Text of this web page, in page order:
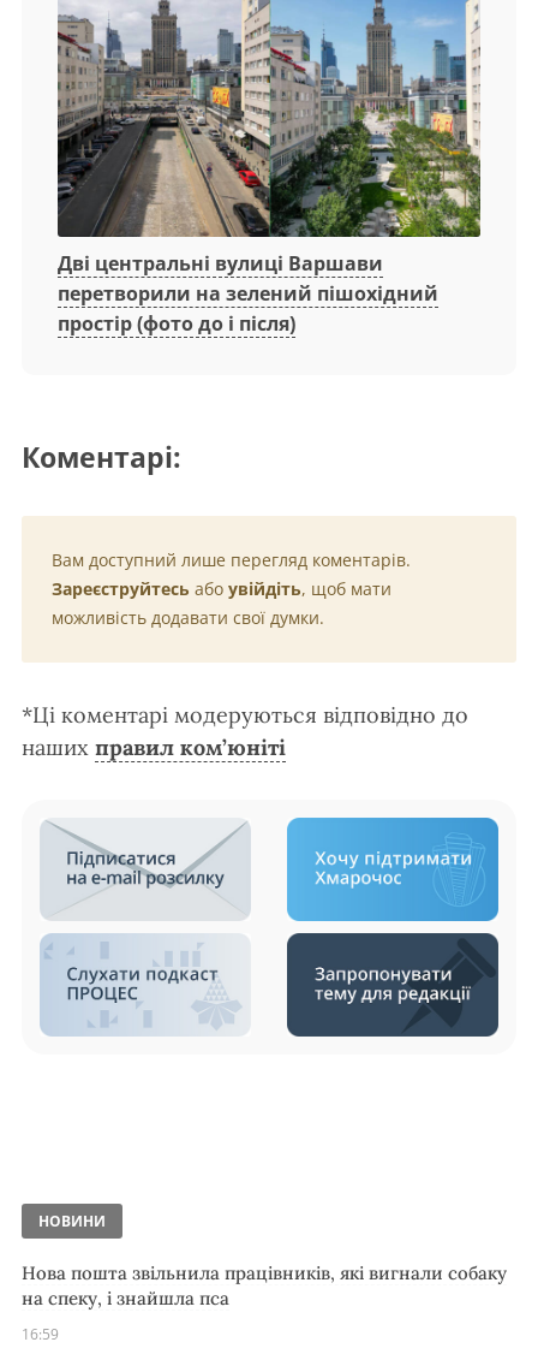
Дві центральні вулиці Варшави
перетворили на зелений пішохідний
простір (фото до і після)
Коментарі:
Вам доступний лише перегляд коментарів.
Зареєструйтесь або увійдіть, щоб мати
можливість додавати свої думки.
*Ці коментарі модеруються відповідно до
наших правил ком’юніті
НОВИНИ
Нова пошта звільнила працівників, які вигнали собаку
на спеку, і знайшла пса
16:59